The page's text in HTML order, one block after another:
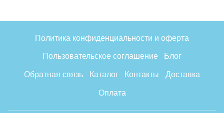
Политика конфиденциальности и оферта
Пользовательское соглашение Блог
Обратная связь Каталог Контакты Доставка
Оплата